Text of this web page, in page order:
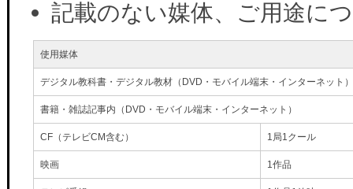
記載のない媒体、ご用途に
使用媒体
デジタル教科書・デジタル教材（DVD・モバイル端末・インターネット）
書籍・雑誌記事内（DVD・モバイル端末・インターネット）
CF（テレビCM含む） 1局1クール
映画 1作品